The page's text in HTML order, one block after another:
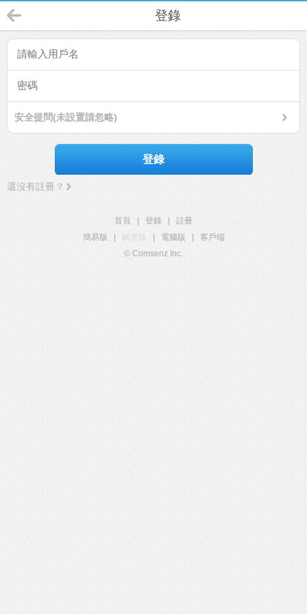
登錄
安全提問(未設置請忽略)
登錄
還沒有註冊？
首頁 登錄
註冊
簡易版
觸屏版 電腦版
客戶端
© Comsenz Inc.